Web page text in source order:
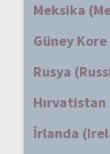
Meksika
Güney
Rusya
İrlanda